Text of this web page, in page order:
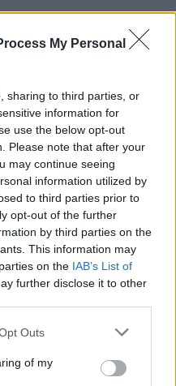
My Personal
sharing to third parties, or
information for
use the below opt-out
Please note that after your
may continue seeing
information utilized by
to third parties prior to
opt-out of the further
by third parties on the
This information may
on the IAB’s List of
further disclose it to other
Outs
of my
joulukuussa
16 kpl